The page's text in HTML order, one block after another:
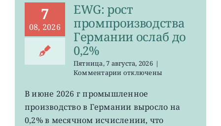
7
08, 2026
EWG: рост
промпроизводства
Германии ослаб до
0,2%
Пятница, 7 августа, 2026 |
Комментариик
EWG:
рост
промпроизводства
Германии
отключены
В июне 2026 г промышленное
производство в Германии выросло на
0,2% в месячном исчислении, что